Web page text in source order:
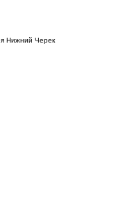
Нижний Черек